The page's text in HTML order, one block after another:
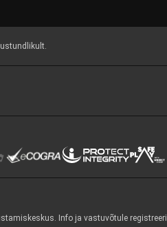
Info ja vastuvõtule